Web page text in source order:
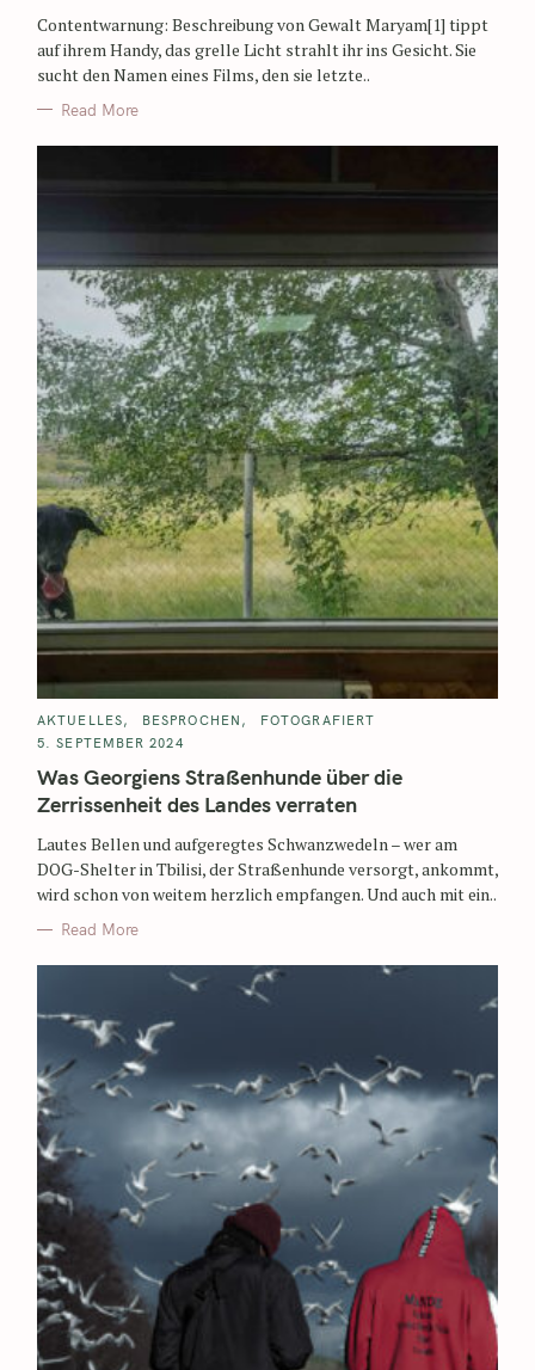
Contentwarnung: Beschreibung von Gewalt Maryam[1] tippt
auf ihrem Handy, das grelle Licht strahlt ihr ins Gesicht. Sie
sucht den Namen eines Films, den sie letzte..
Read More
AKTUELLES BESPROCHEN
FOTOGRAFIERT
5. SEPTEMBER 2024
Was Georgiens Straßenhunde über die
Zerrissenheit des Landes verraten
Lautes Bellen und aufgeregtes Schwanzwedeln – wer am
DOG-Shelter in Tbilisi, der Straßenhunde versorgt, ankommt,
wird schon von weitem herzlich empfangen. Und auch mit ein..
Read More